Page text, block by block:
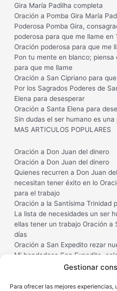
Gestionar
Para ofrecer las mejores
Gira María Padilha completa
Oración a Pomba Gira María
Poderosa Pomba Gira,
poderosa para que me llame en
Oración poderosa para que me
Pon tu mente en blanco; piensa
para que me llame
Oración a San Cipriano para
Por los Sagrados Poderes de
Elena para desesperar
Oración a Santa Elena para
Sin dudas el ser humano es una
MAS ARTICULOS POPULARES
Oración a Don Juan del dinero
Oración a Don Juan del dinero
Quienes recurren a Don Juan
necesitan tener éxito en lo
para el trabajo
Oración a la Santísima Trinidad
La lista de necesidades un ser
ellas tener un trabajo Oración a
días
Oración a San Expedito rezar
Mi bondadoso San Expedito,
justas y urgentes, Te ruego
experiencia de usuario. Si